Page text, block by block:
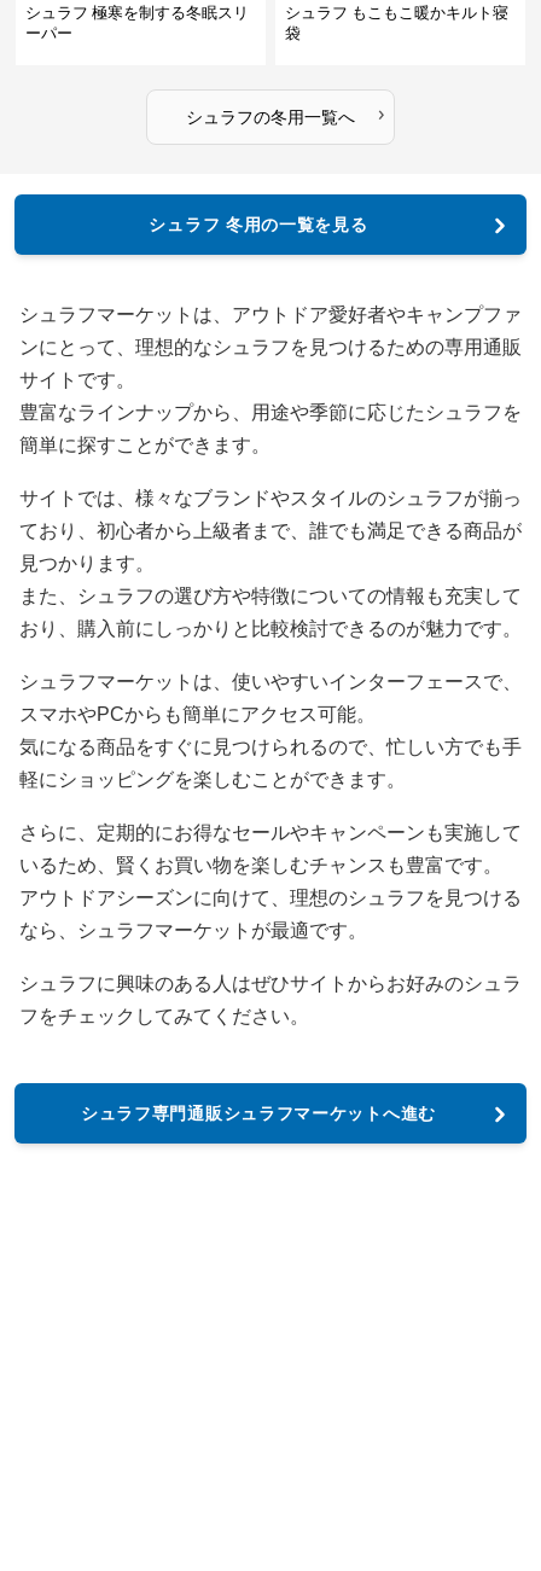
シュラフ 極寒を制する冬眠スリ
ーパー
シュラフ もこもこ暖かキルト寝
袋
シュラフの冬用一覧へ ›
シュラフ 冬用の一覧を見る
シュラフマーケットは、アウトドア愛好者やキャンプファ
ンにとって、理想的なシュラフを見つけるための専用通販
サイトです。
豊富なラインナップから、用途や季節に応じたシュラフを
簡単に探すことができます。
サイトでは、様々なブランドやスタイルのシュラフが揃っ
ており、初心者から上級者まで、誰でも満足できる商品が
見つかります。
また、シュラフの選び方や特徴についての情報も充実して
おり、購入前にしっかりと比較検討できるのが魅力です。
シュラフマーケットは、使いやすいインターフェースで、
スマホやPCからも簡単にアクセス可能。
気になる商品をすぐに見つけられるので、忙しい方でも手
軽にショッピングを楽しむことができます。
さらに、定期的にお得なセールやキャンペーンも実施して
いるため、賢くお買い物を楽しむチャンスも豊富です。
アウトドアシーズンに向けて、理想のシュラフを見つける
なら、シュラフマーケットが最適です。
シュラフに興味のある人はぜひサイトからお好みのシュラ
フをチェックしてみてください。
シュラフ専門通販シュラフマーケットへ進む